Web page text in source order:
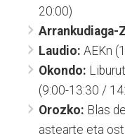
20:00)
Arrankudiaga-
Laudio: AEKn
Okondo:
(9:00-13:30 /
Orozko: Blas
astearte eta